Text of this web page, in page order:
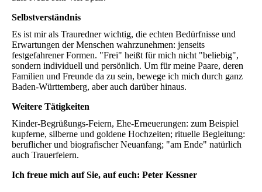
Selbstverständnis
Es ist mir als Trauredner wichtig, die echten Bedürfnisse und
Erwartungen der Menschen wahrzunehmen: jenseits
festgefahrener Formen. "Frei" heißt für mich nicht "beliebig",
sondern individuell und persönlich. Um für meine Paare, deren
Familien und Freunde da zu sein, bewege ich mich durch ganz
Baden-Württemberg, aber auch darüber hinaus.
Weitere Tätigkeiten
Kinder-Begrüßungs-Feiern, Ehe-Erneuerungen: zum Beispiel
kupferne, silberne und goldene Hochzeiten; rituelle Begleitung:
beruflicher und biografischer Neuanfang; "am Ende" natürlich
auch Trauerfeiern.
Ich freue mich auf Sie, auf euch: Peter Kessner